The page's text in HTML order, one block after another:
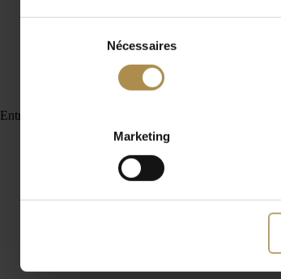
Nécessaires
Marketing
Entrez un terme de recherche :